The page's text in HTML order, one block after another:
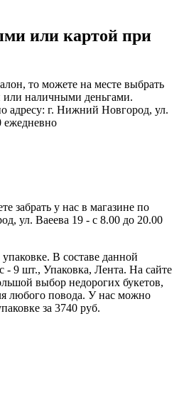
или картой при
то можете на месте выбрать
или наличными деньгами.
адресу: г. Нижний Новгород, ул.
ежедневно
забрать у нас в магазине по
ул. Ваеева 19 - с 8.00 до 20.00
В составе данной
- 9 шт., Упаковка, Лента. На сайте
выбор недорогих букетов,
любого повода. У нас можно
за 3740 руб.